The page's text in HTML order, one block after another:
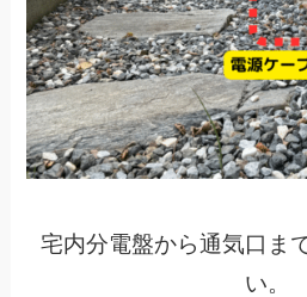
宅内分電盤から通気口ま
い。